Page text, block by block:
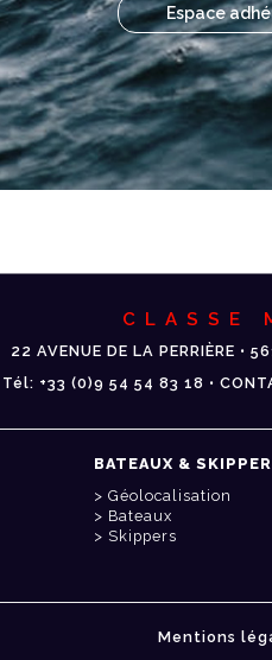
Espace
CLASSE
22 AVENUE DE LA PERRIÈRE •
Tél: +33 (0)9 54 54 83 18 •
BATEAUX &
Géolocalisation
Bateaux
Skippers
Mentions